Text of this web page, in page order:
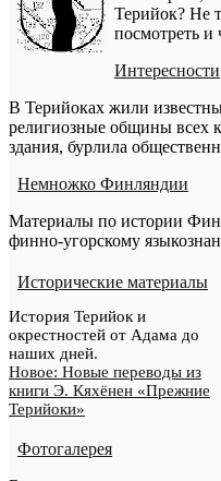
Терийок? Не
посмотреть и
Интересности
В Терийоках жили
религиозные общины всех
здания, бурлила
Немножко Финляндии
Материалы по истории
финно-угорскому
Исторические материалы
История Терийок и
окрестностей от Адама до
наших дней.
Новое: Новые переводы из
книги Э. Кяхёнен «Прежние
Терийоки»
Фотогалерея